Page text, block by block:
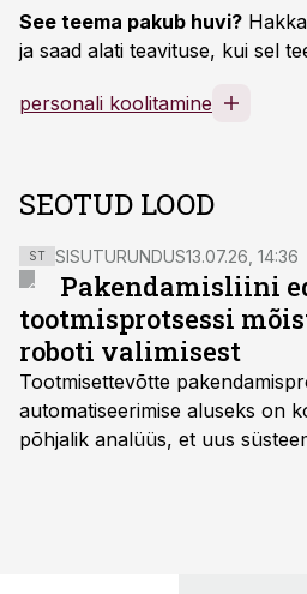
See teema pakub huvi?
ja saad alati teavituse, kui sel
personali koolitamine
SEOTUD LOOD
ST SISUTURUNDUS13.07.26, 14:36
Pakendamisliini
tootmisprotsessi
roboti valimisest
Tootmisettevõtte
automatiseerimise aluseks on
põhjalik analüüs, et uus